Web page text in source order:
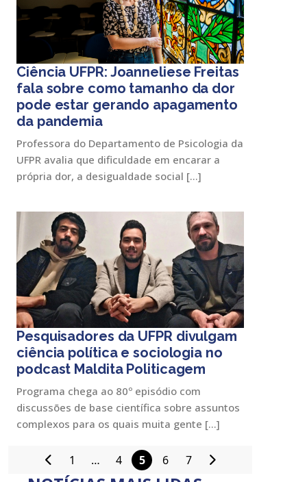
Ciência UFPR: Joanneliese Freitas
fala sobre como tamanho da dor
pode estar gerando apagamento
da pandemia
Professora do Departamento de Psicologia da
UFPR avalia que dificuldade em encarar a
própria dor, a desigualdade social […]
Pesquisadores da UFPR divulgam
ciência política e sociologia no
podcast Maldita Politicagem
Programa chega ao 80º episódio com
discussões de base científica sobre assuntos
complexos para os quais muita gente […]
Paginação
1 … 4 5 6 7